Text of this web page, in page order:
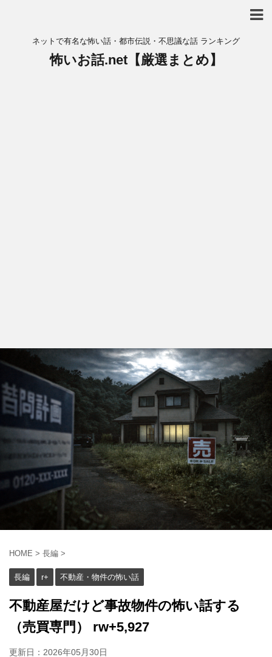
ネットで有名な怖い話・都市伝説・不思議な話 ランキング
怖いお話.net【厳選まとめ】
HOME > 長編 >
長編 r+ 不動産・物件の怖い話
不動産屋だけど事故物件の怖い話する
（売買専門） rw+5,927
更新日： 2026年05月30日